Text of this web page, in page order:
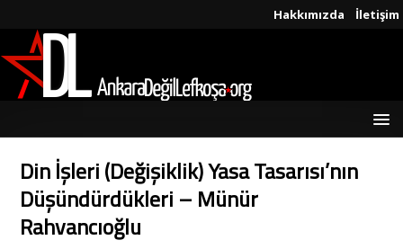
Hakkımızda İletişim
Din İşleri (Değişiklik) Yasa Tasarısı’nın
Düşündürdükleri – Münür
Rahvancıoğlu